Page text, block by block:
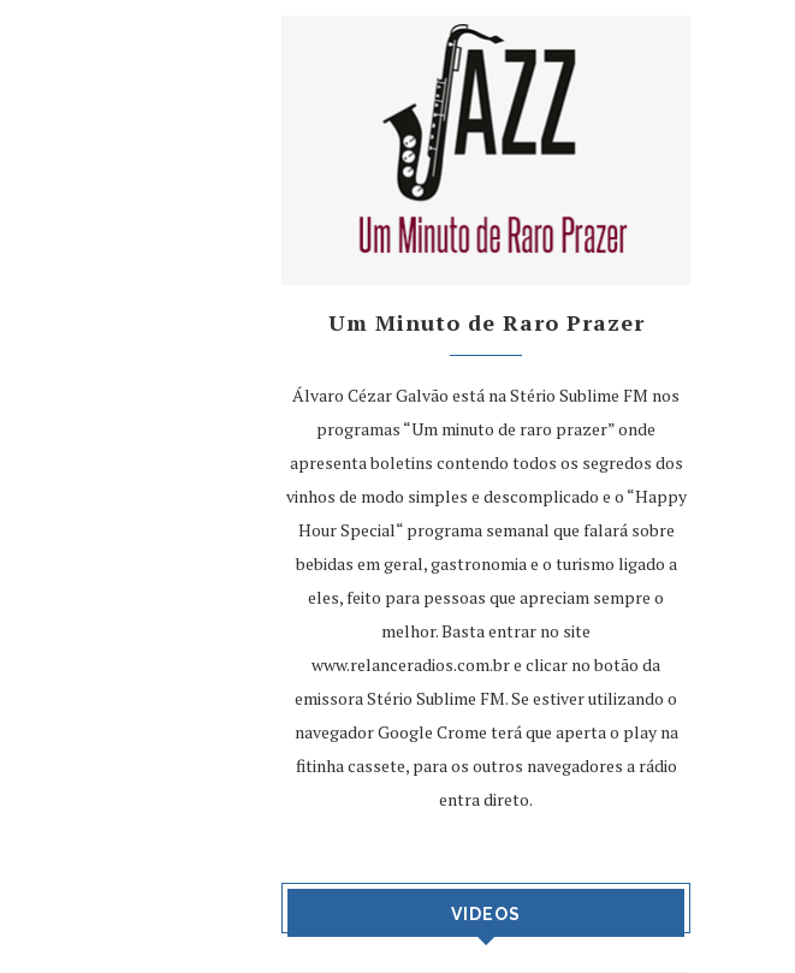
Um Minuto de Raro Prazer
Álvaro Cézar Galvão está na Stério Sublime FM nos
programas “Um minuto de raro prazer” onde
apresenta boletins contendo todos os segredos dos
vinhos de modo simples e descomplicado e o “Happy
Hour Special“ programa semanal que falará sobre
bebidas em geral, gastronomia e o turismo ligado a
eles, feito para pessoas que apreciam sempre o
melhor. Basta entrar no site
www.relanceradios.com.bre clicar no botão da
emissora Stério Sublime FM. Se estiver utilizando o
navegador Google Crome terá que aperta o play na
fitinha cassete, para os outros navegadores a rádio
entra direto.
VIDEOS